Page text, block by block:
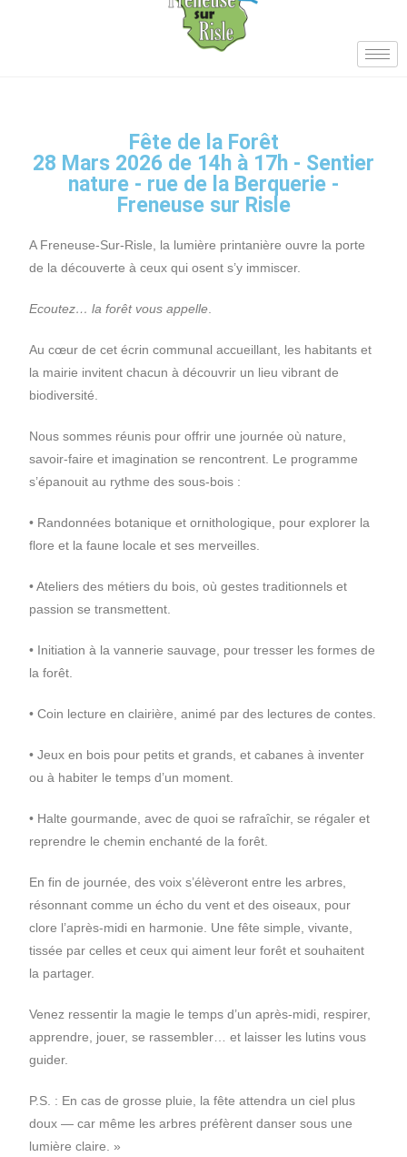
Fête de la Forêt
28 Mars 2026 de 14h à 17h - Sentier
nature - rue de la Berquerie -
Freneuse sur Risle
A Freneuse-Sur-Risle, la lumière printanière ouvre la porte
de la découverte à ceux qui osent s’y immiscer.
Ecoutez… la forêt vous appelle
Au cœur de cet écrin communal accueillant, les habitants et
la mairie invitent chacun à découvrir un lieu vibrant de
biodiversité.
Nous sommes réunis pour offrir une journée où nature,
savoir-faire et imagination se rencontrent. Le programme
s’épanouit au rythme des sous-bois :
• Randonnées botanique et ornithologique, pour explorer la
flore et la faune locale et ses merveilles.
• Ateliers des métiers du bois, où gestes traditionnels et
passion se transmettent.
• Initiation à la vannerie sauvage, pour tresser les formes de
la forêt.
• Coin lecture en clairière, animé par des lectures de contes.
• Jeux en bois pour petits et grands, et cabanes à inventer
ou à habiter le temps d’un moment.
• Halte gourmande, avec de quoi se rafraîchir, se régaler et
reprendre le chemin enchanté de la forêt.
En fin de journée, des voix s’élèveront entre les arbres,
résonnant comme un écho du vent et des oiseaux, pour
clore l’après-midi en harmonie. Une fête simple, vivante,
tissée par celles et ceux qui aiment leur forêt et souhaitent
la partager.
Venez ressentir la magie le temps d’un après-midi, respirer,
apprendre, jouer, se rassembler… et laisser les lutins vous
guider.
P.S. : En cas de grosse pluie, la fête attendra un ciel plus
doux — car même les arbres préfèrent danser sous une
lumière claire. »